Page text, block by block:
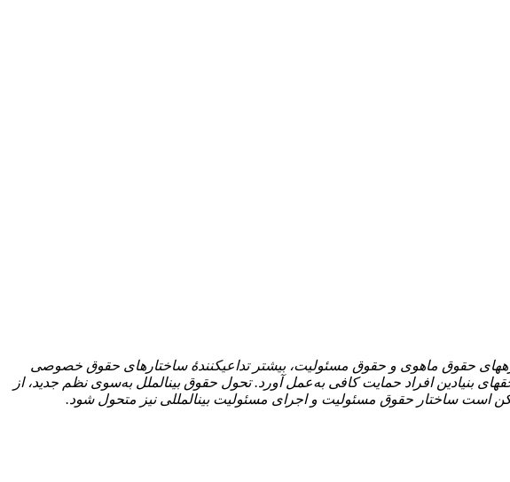
حقوق ماهوی و حقوق مسئولیت، بیشتر تداعی­کنندۀ ساختارهای حقوق خصوصی
بنیادین افراد حمایت کافی به‌عمل آورد. تحول حقوق بین­الملل به‌سوی نظم جدید، از
است ساختار حقوق مسئولیت و اجرای مسئولیت بین­المللی نیز متحول شود.